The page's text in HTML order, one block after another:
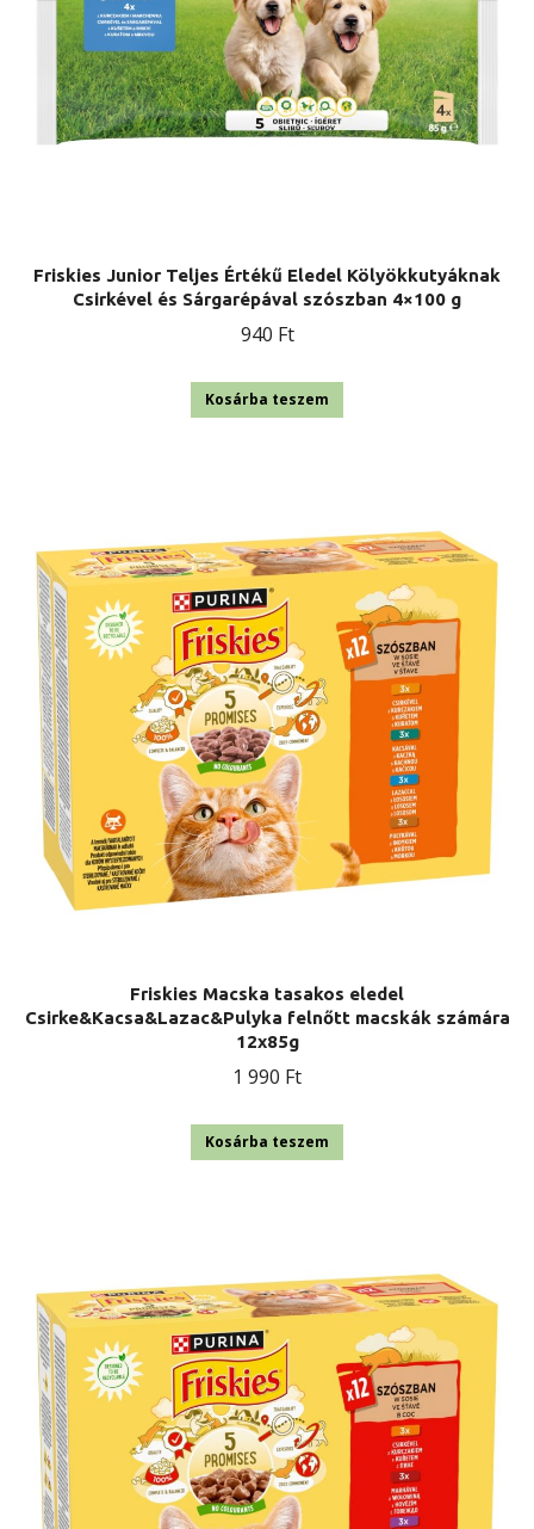
Friskies Junior Teljes Értékű Eledel Kölyökkutyáknak
Csirkével és Sárgarépával szószban 4×100 g
940 Ft
Kosárba teszem
Friskies Macska tasakos eledel
Csirke&Kacsa&Lazac&Pulyka felnőtt macskák számára
12x85g
1 990 Ft
Kosárba teszem